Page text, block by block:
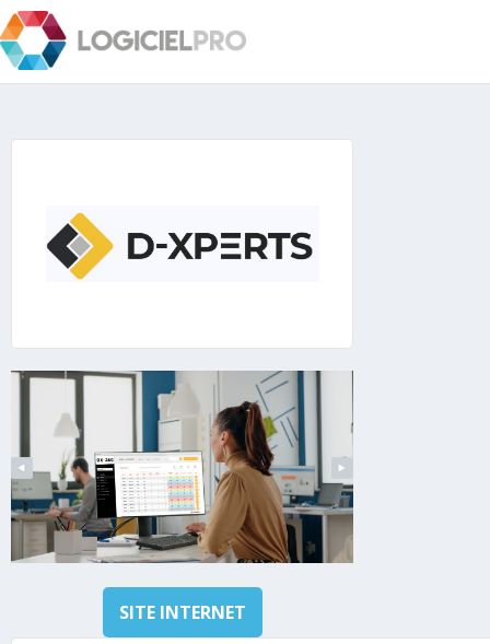
SITE INTERNET